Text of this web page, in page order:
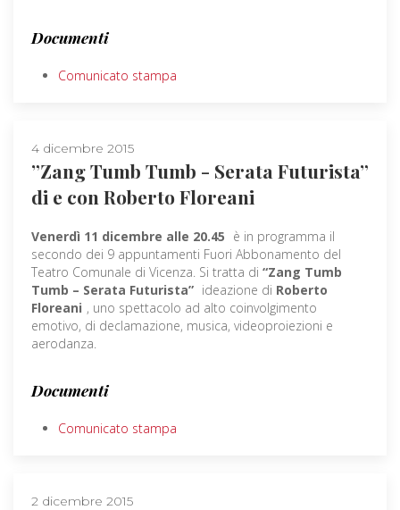
Documenti
Comunicato stampa
4 dicembre 2015
”Zang Tumb Tumb - Serata Futurista”
di e con Roberto Floreani
Venerdì 11 dicembre alle 20.45 è in programma il
secondo dei 9 appuntamenti Fuori Abbonamento del
Teatro Comunale di Vicenza. Si tratta di “Zang Tumb
Tumb – Serata Futurista” ideazione di Roberto
Floreani , uno spettacolo ad alto coinvolgimento
emotivo, di declamazione, musica, videoproiezioni e
aerodanza.
Documenti
Comunicato stampa
2 dicembre 2015